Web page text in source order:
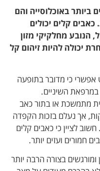
ביותר באוכלוסייה והם
קלים יכולים
הנובע מחלקיקי מזון
יכולה להיות זיהום קל
כי מדובר בתופעה
השיניים.
מתמשכת או בתור כאב
אך נעלם בזכות הקפדה
חשוב לציין כי כאבים קלים
חמורים ועזים יותר.
בצורה הרבה יותר